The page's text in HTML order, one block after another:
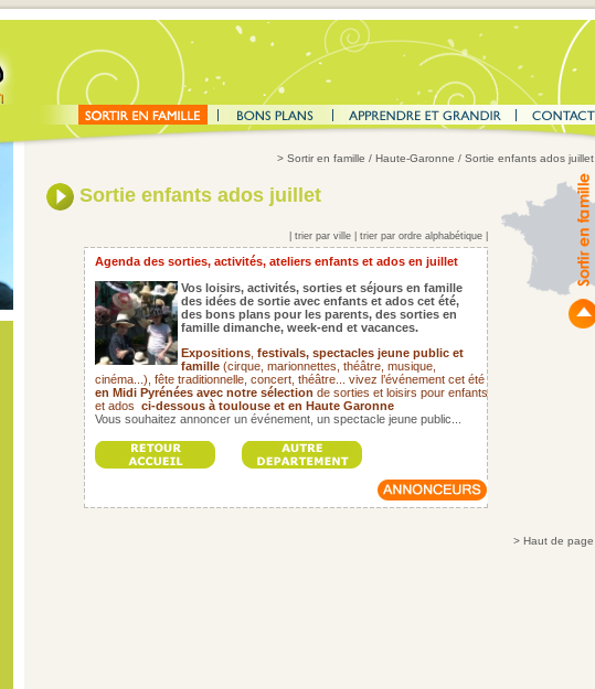
> Sortir en famille / Haute-Garonne / Sortie enfants ados juillet
Sortie enfants ados juillet
trier par ville trier par ordre alphabétique
Agenda des sorties, activités, ateliers enfants et ados en juillet
Vos loisirs, activités, sorties et séjours en famille
des idées de sortie avec enfants et ados cet été,
des bons plans pour les parents, des sorties en
famille dimanche, week-end et vacances.
Expositions festivals, spectacles jeune public et
famille (cirque, marionnettes, théâtre, musique,
cinéma...), fête traditionnelle, concert, théâtre... vivez l’événement cet été
en Midi Pyrénées avec notre sélection de sorties et loisirs pour enfants
et ados ci-dessous à toulouse et en Haute Garonne
Vous souhaitez annoncer un événement, un spectacle jeune public...
> Haut de page